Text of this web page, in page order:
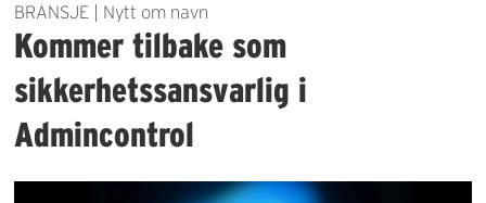
BRANSJE | Nytt om navn
Kommer tilbake som
sikkerhetssansvarlig i
Admincontrol